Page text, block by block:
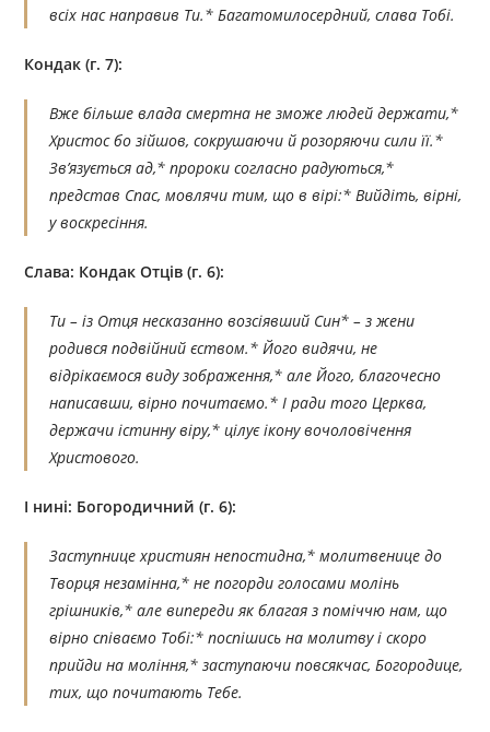
всіх нас направив Ти.* Багатомилосердний, слава Тобі.
Кондак (г. 7):
Вже більше влада смертна не зможе людей держати,*
Христос бо зійшов, сокрушаючи й розоряючи сили її.*
Зв’язується ад,* пророки согласно радуються,*
представ Спас, мовлячи тим, що в вірі:* Вийдіть, вірні,
у воскресіння.
Слава: Кондак Отців (г. 6):
Ти – із Отця несказанно возсіявший Син* – з жени
родився подвійний єством.* Його видячи, не
відрікаємося виду зображення,* але Його, благочесно
написавши, вірно почитаємо.* I ради того Церква,
держачи істинну віру,* цілує ікону вочоловічення
Христового.
І нині: Богородичний (г. 6):
Заступнице християн непостидна,* молитвенице до
Творця незамінна,* не погорди голосами молінь
грішників,* але випереди як благая з поміччю нам, що
вірно співаємо Тобі:* поспішись на молитву і скоро
прийди на моління,* заступаючи повсякчас, Богородице,
тих, що почитають Тебе.